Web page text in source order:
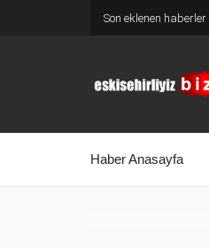
Son eklenen haberler
Haber Anasayfa